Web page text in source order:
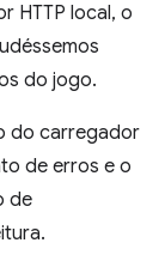
HTTP local, o
do jogo.
do carregador
de erros e o
de